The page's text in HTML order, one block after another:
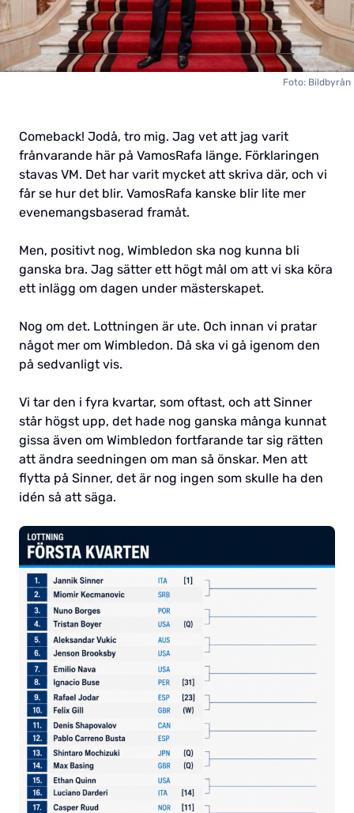
Foto: Bildbyrån
Comeback! Jodå, tro mig. Jag vet att jag varit
frånvarande här på VamosRafa länge. Förklaringen
stavas VM. Det har varit mycket att skriva där, och vi
får se hur det blir. VamosRafa kanske blir lite mer
evenemangsbaserad framåt.
Men, positivt nog, Wimbledon ska nog kunna bli
ganska bra. Jag sätter ett högt mål om att vi ska köra
ett inlägg om dagen under mästerskapet.
Nog om det. Lottningen är ute. Och innan vi pratar
något mer om Wimbledon. Då ska vi gå igenom den
på sedvanligt vis.
Vi tar den i fyra kvartar, som oftast, och att Sinner
står högst upp, det hade nog ganska många kunnat
gissa även om Wimbledon fortfarande tar sig rätten
att ändra seedningen om man så önskar. Men att
flytta på Sinner, det är nog ingen som skulle ha den
idén så att säga.